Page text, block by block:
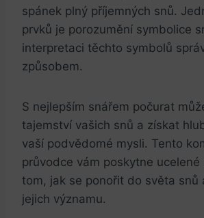
spánek plný příjemných snů.
prvků je porozumění symbolice
interpretaci těchto symbolů
způsobem.
S nejlepším snářem počurat
tajemství vašich snů a získat
vaší podvědomé mysli. Tento
průvodce vám poskytne ucelené
tom, jak se ponořit do světa snů
jejich významu.